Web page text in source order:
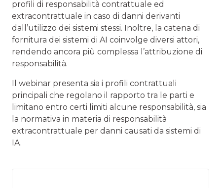
profili di responsabilità contrattuale ed
extracontrattuale in caso di danni derivanti
dall’utilizzo dei sistemi stessi. Inoltre, la catena di
fornitura dei sistemi di AI coinvolge diversi attori,
rendendo ancora più complessa l’attribuzione di
responsabilità.
Il webinar presenta sia i profili contrattuali
principali che regolano il rapporto tra le parti e
limitano entro certi limiti alcune responsabilità, sia
la normativa in materia di responsabilità
extracontrattuale per danni causati da sistemi di
IA.